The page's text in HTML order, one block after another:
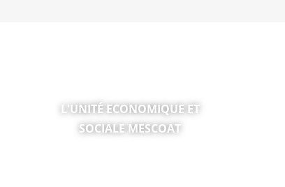
L'UNITÉ ECONOMIQUE ET
SOCIALE MESCOAT